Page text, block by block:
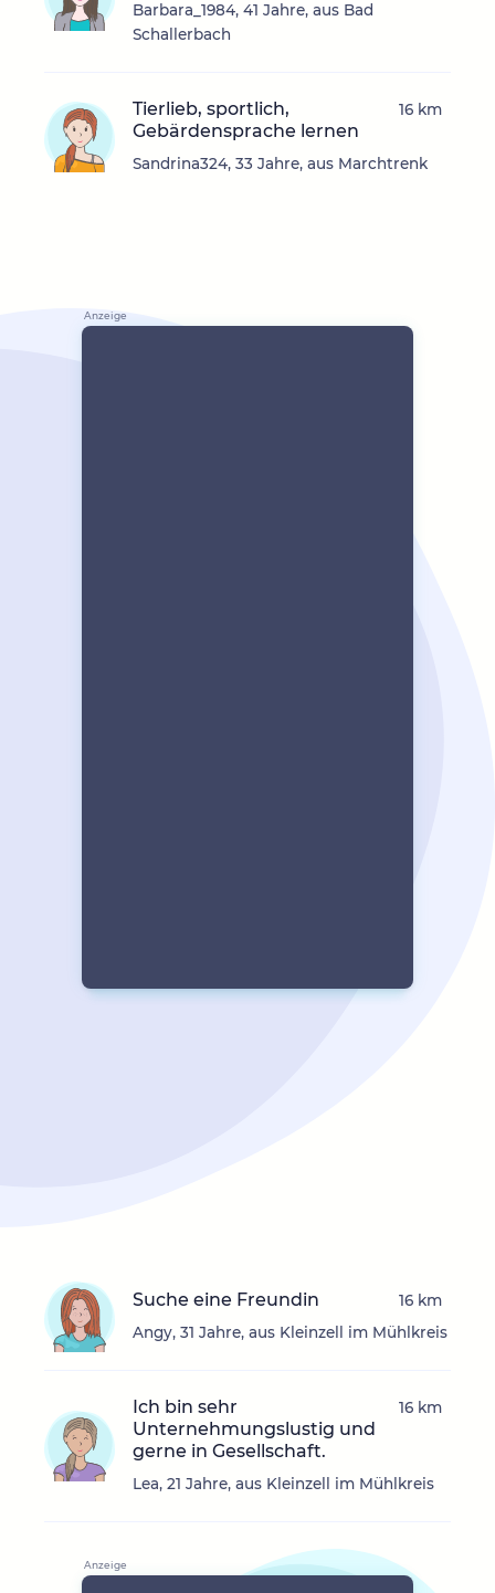
Barbara_1984, 41 Jahre, aus Bad
Schallerbach
Tierlieb, sportlich,
Gebärdensprache lernen
Sandrina324, 33 Jahre, aus Marchtrenk
16 km
Suche eine Freundin
Angy, 31 Jahre, aus Kleinzell im Mühlkreis
16 km
Ich bin sehr
Unternehmungslustig und
gerne in Gesellschaft.
Lea, 21 Jahre, aus Kleinzell im Mühlkreis
16 km